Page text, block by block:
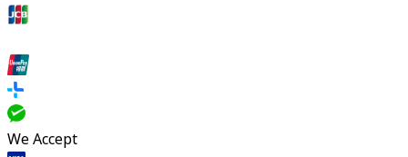
We Accept